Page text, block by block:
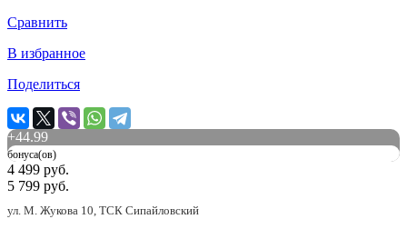
Сравнить
В избранное
Поделиться
+44.99
бонуса(ов)
4 499 руб.
5 799 руб.
ул. М. Жукова 10, ТСК Сипайловский